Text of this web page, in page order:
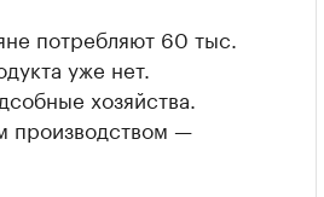
потребляют 60 тыс.
уже нет.
хозяйства.
производством —